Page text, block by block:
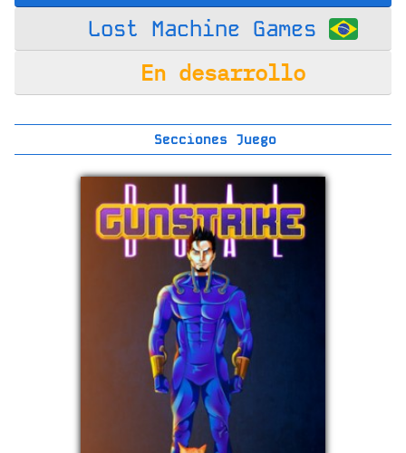
Lost Machine Games
En desarrollo
Secciones Juego